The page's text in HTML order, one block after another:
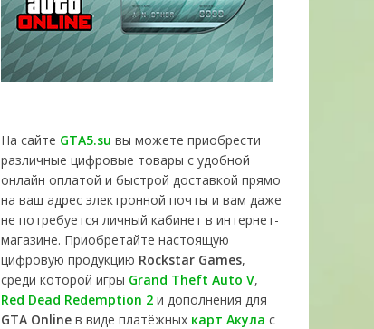
На сайте GTA5.su вы можете приобрести
различные цифровые товары с удобной
онлайн оплатой и быстрой доставкой прямо
на ваш адрес электронной почты и вам даже
не потребуется личный кабинет в интернет-
магазине. Приобретайте настоящую
цифровую продукцию Rockstar Games,
среди которой игры Grand Theft Auto V,
Red Dead Redemption 2 и дополнения для
GTA Online в виде платёжных карт Акула с